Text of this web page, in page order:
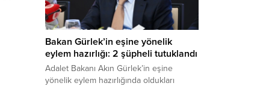
Bakan Gürlek’in eşine yönelik
eylem hazırlığı: 2 şüpheli tutuklandı
Adalet Bakanı Akın Gürlek’in eşine
yönelik eylem hazırlığında oldukları